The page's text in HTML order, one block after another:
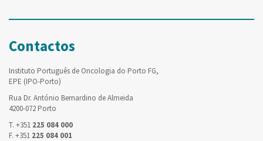
Contactos
Instituto Português de Oncologia do Porto FG,
EPE (IPO-Porto)
Rua Dr. António Bernardino de Almeida
4200-072 Porto
T. +351 225 084 000
F. +351 225 084 001